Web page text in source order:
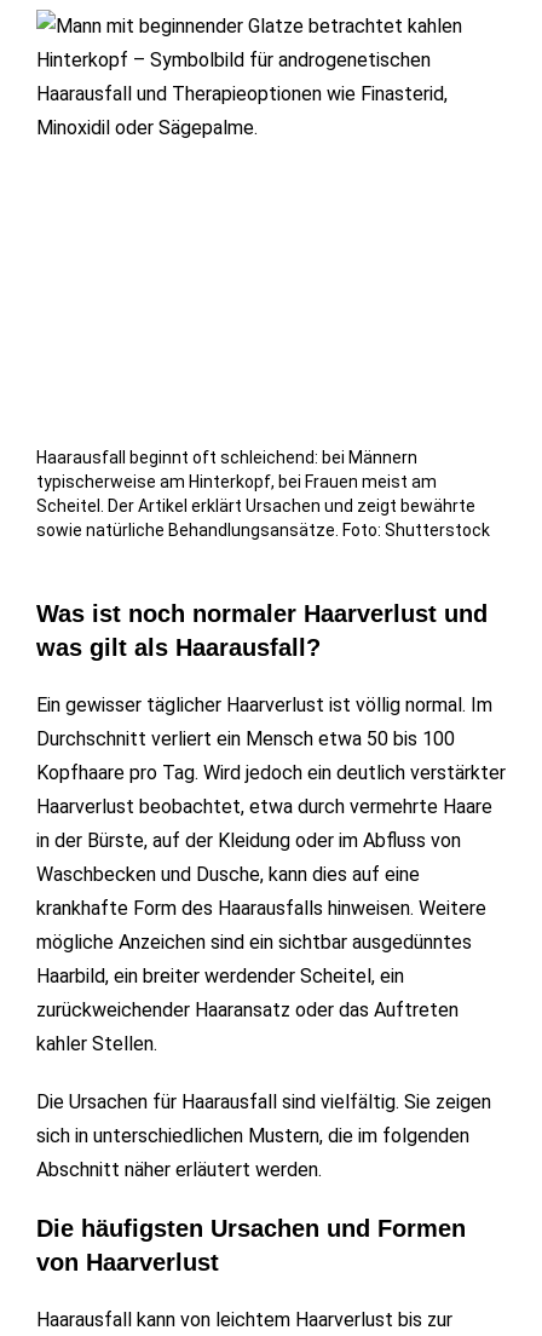
Haarausfall beginnt oft schleichend: bei Männern
typischerweise am Hinterkopf, bei Frauen meist am
Scheitel. Der Artikel erklärt Ursachen und zeigt bewährte
sowie natürliche Behandlungsansätze. Foto: Shutterstock
Was ist noch normaler Haarverlust und
was gilt als Haarausfall?
Ein gewisser täglicher Haarverlust ist völlig normal. Im
Durchschnitt verliert ein Mensch etwa 50 bis 100
Kopfhaare pro Tag. Wird jedoch ein deutlich verstärkter
Haarverlust beobachtet, etwa durch vermehrte Haare
in der Bürste, auf der Kleidung oder im Abfluss von
Waschbecken und Dusche, kann dies auf eine
krankhafte Form des Haarausfalls hinweisen. Weitere
mögliche Anzeichen sind ein sichtbar ausgedünntes
Haarbild, ein breiter werdender Scheitel, ein
zurückweichender Haaransatz oder das Auftreten
kahler Stellen.
Die Ursachen für Haarausfall sind vielfältig. Sie zeigen
sich in unterschiedlichen Mustern, die im folgenden
Abschnitt näher erläutert werden.
Die häufigsten Ursachen und Formen
von Haarverlust
Haarausfall kann von leichtem Haarverlust bis zur